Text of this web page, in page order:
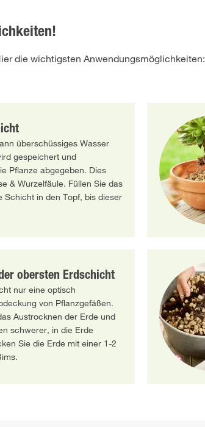
die wichtigsten Anwendungsmöglichkeiten:
überschüssiges Wasser
gespeichert und
Pflanze abgegeben. Dies
& Wurzelfäule. Füllen Sie das
Schicht in den Topf, bis dieser
obersten Erdschicht
nur eine optisch
von Pflanzgefäßen.
Austrocknen der Erde und
schwerer, in die Erde
Sie die Erde mit einer 1-2